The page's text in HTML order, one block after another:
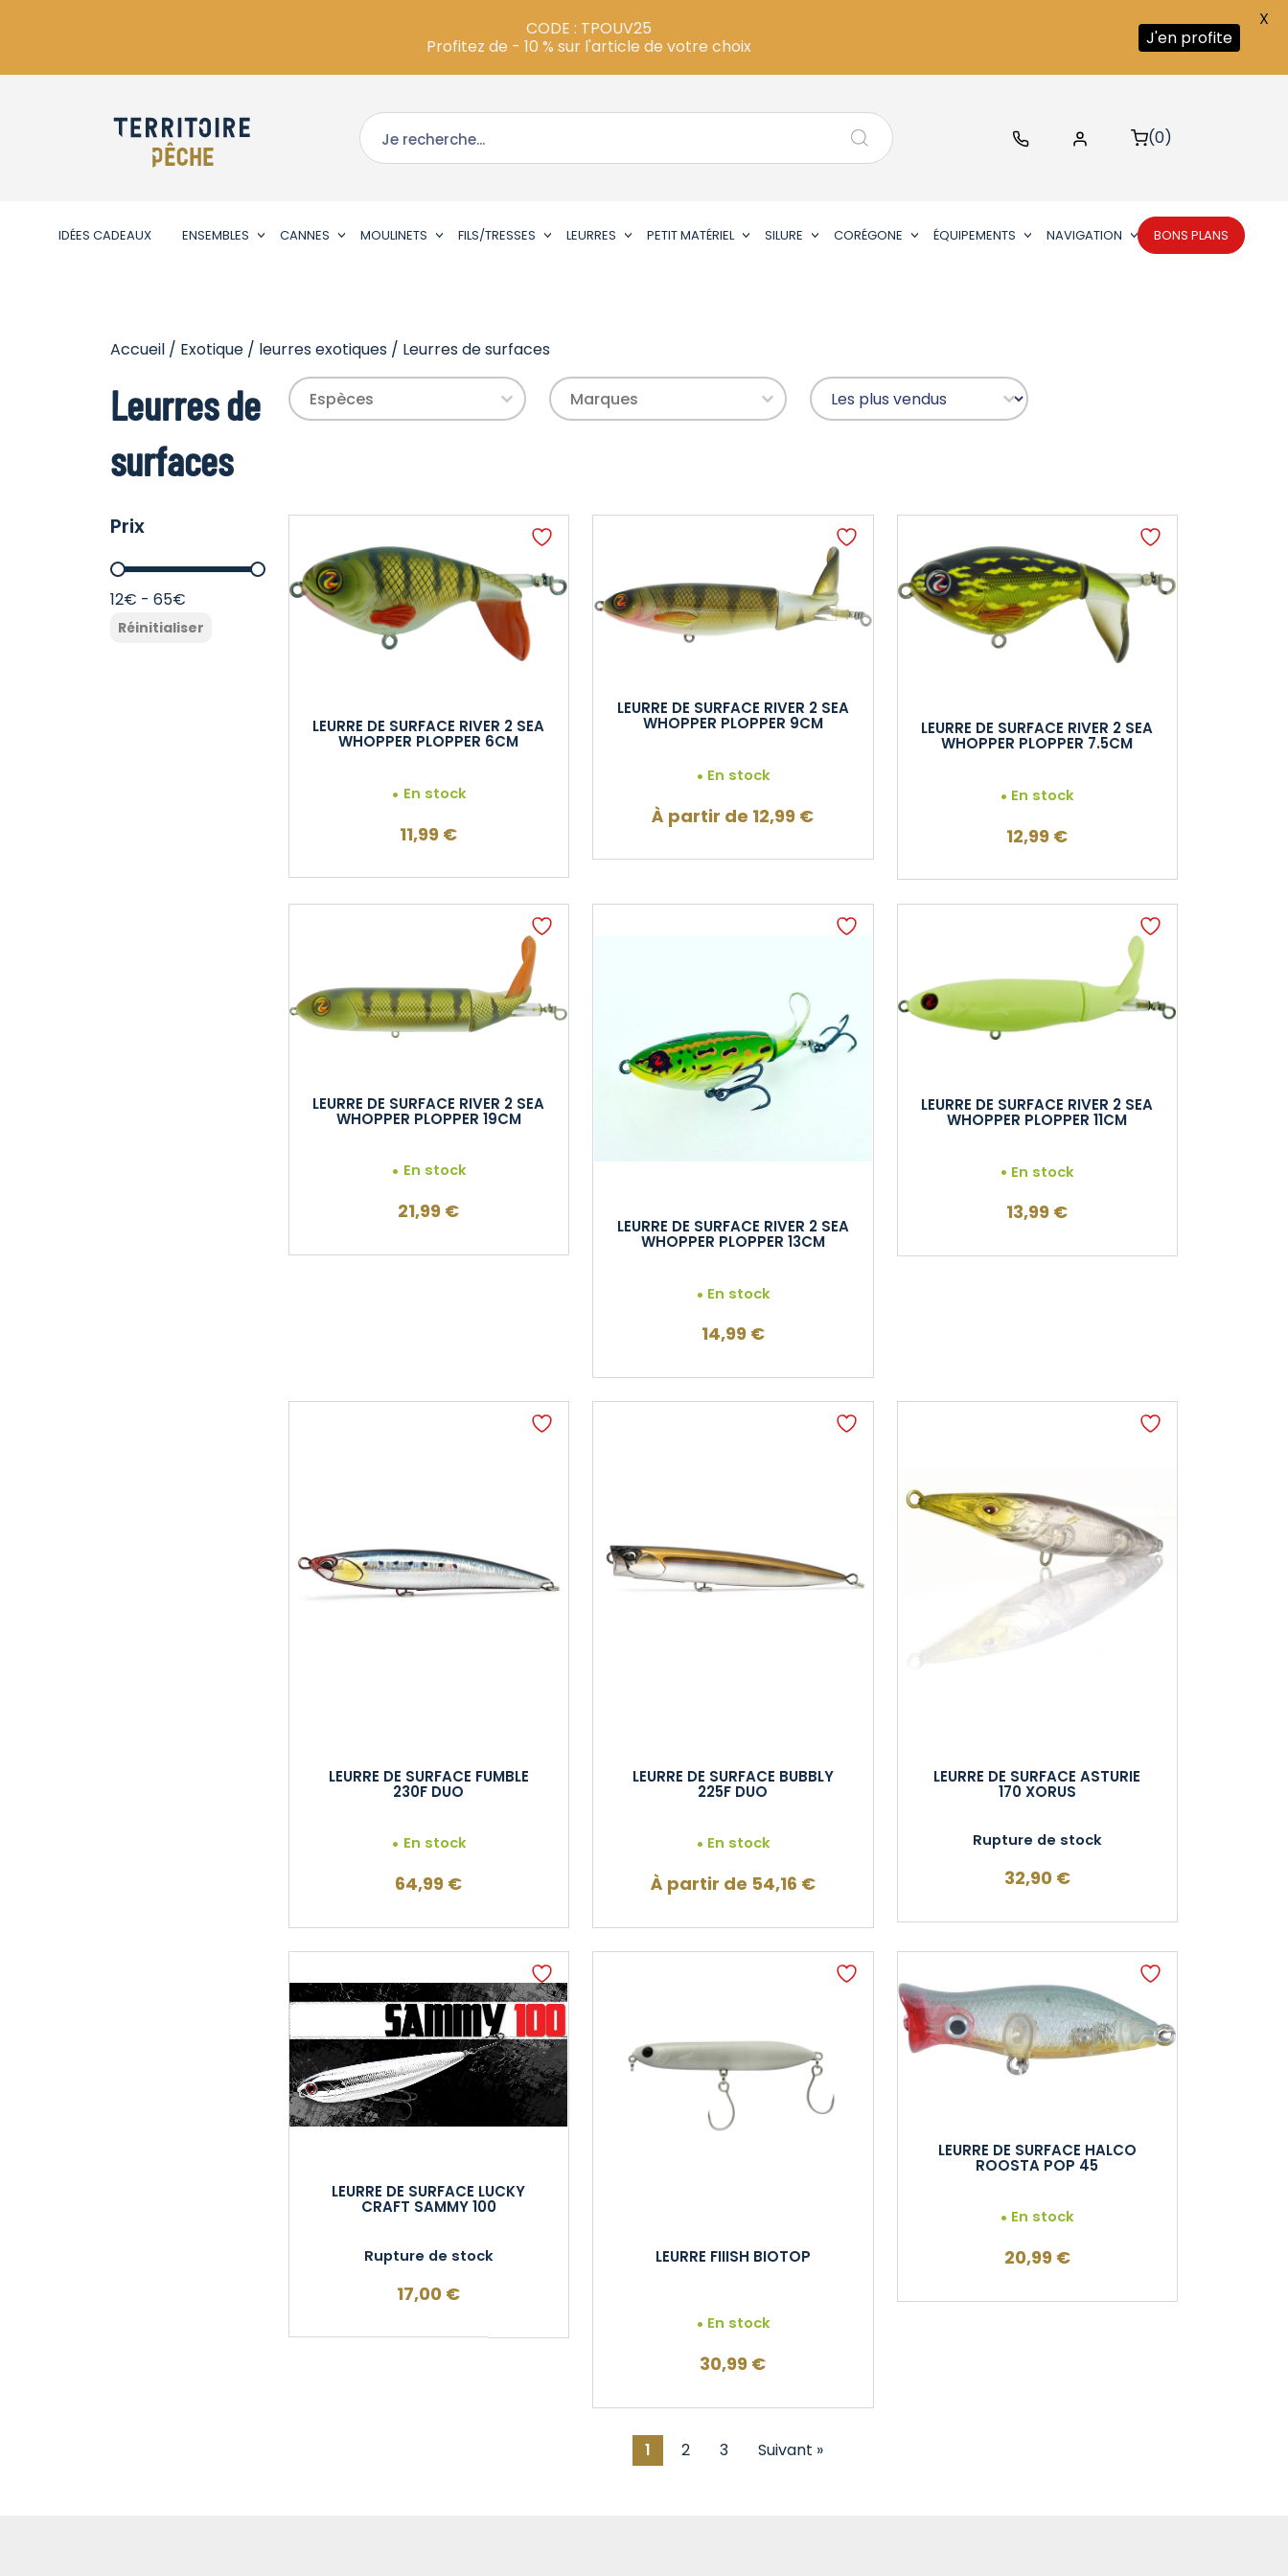
(0)
IDÉES CADEAUX ENSEMBLES CANNES MOULINETS FILS/TRESSES LEURRES PETIT MATÉRIEL SILURE CORÉGONE ÉQUIPEMENTS NAVIGATION BONS PLANS
Accueil / Exotique / leurres exotiques / Leurres de surfaces
Leurres de
surfaces
Prix
Prix
12€ - 65€
Réinitialiser
Espèces Marques
Prix
1 2 3 Suivant »
LEURRE DE SURFACE RIVER 2 SEA
WHOPPER PLOPPER 6CM
En stock
11,99 €
LEURRE DE SURFACE RIVER 2 SEA
WHOPPER PLOPPER 9CM
En stock
À partir de 12,99 €
LEURRE DE SURFACE RIVER 2 SEA
WHOPPER PLOPPER 7.5CM
En stock
12,99 €
LEURRE DE SURFACE RIVER 2 SEA
WHOPPER PLOPPER 19CM
En stock
21,99 €
LEURRE DE SURFACE RIVER 2 SEA
WHOPPER PLOPPER 13CM
En stock
14,99 €
LEURRE DE SURFACE RIVER 2 SEA
WHOPPER PLOPPER 11CM
En stock
13,99 €
LEURRE DE SURFACE FUMBLE
230F DUO
En stock
64,99 €
LEURRE DE SURFACE BUBBLY
225F DUO
En stock
À partir de 54,16 €
LEURRE DE SURFACE ASTURIE
170 XORUS
Rupture de stock
32,90 €
LEURRE DE SURFACE LUCKY
CRAFT SAMMY 100
Rupture de stock
17,00 €
LEURRE FIIISH BIOTOP
En stock
30,99 €
LEURRE DE SURFACE HALCO
ROOSTA POP 45
En stock
20,99 €
CODE : TPOUV25
Profitez de - 10 % sur l'article de votre choix
J'en profite
X